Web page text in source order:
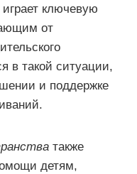
играет ключевую
от
в такой ситуации,
и поддержке
также
детям,